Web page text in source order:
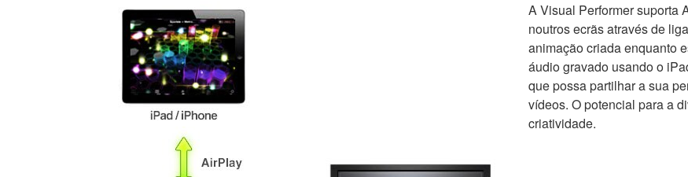
A Visual Performer suporta
noutros ecrãs através de
animação criada enquanto
áudio gravado usando o
que possa partilhar a sua
vídeos. O potencial para a
criatividade.